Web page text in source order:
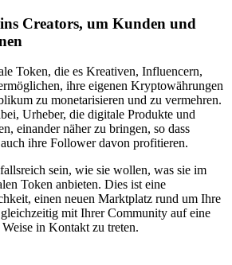
Creators, um Kunden und
Token, die es Kreativen, Influencern,
ihre eigenen Kryptowährungen
zu monetarisieren und zu vermehren.
Urheber, die digitale Produkte und
einander näher zu bringen, so dass
ihre Follower davon profitieren.
sein, wie sie wollen, was sie im
Token anbieten. Dies ist eine
einen neuen Marktplatz rund um Ihre
mit Ihrer Community auf eine
in Kontakt zu treten.